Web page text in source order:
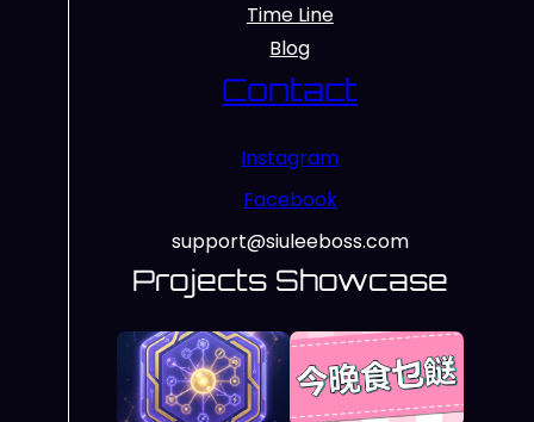
Time Line
Blog
Contact
Instagram
Facebook
support@siuleeboss.com
Projects Showcase